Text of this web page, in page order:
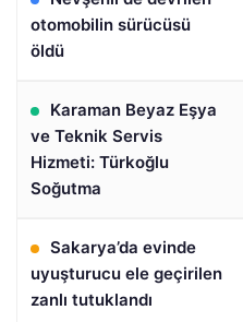
otomobilin sürücüsü
öldü
Karaman Beyaz Eşya
ve Teknik Servis
Hizmeti: Türkoğlu
Soğutma
Sakarya’da evinde
uyuşturucu ele geçirilen
zanlı tutuklandı